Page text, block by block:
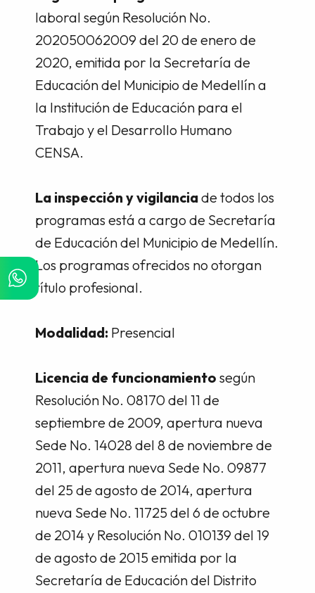
laboral según Resolución No.
202050062009 del 20 de enero de
2020, emitida por la Secretaría de
Educación del Municipio de Medellín a
la Institución de Educación para el
Trabajo y el Desarrollo Humano
CENSA.
La inspección y vigilanciade todos los
programas está a cargo de Secretaría
de Educación del Municipio de Medellín.
Los programas ofrecidos no otorgan
título profesional.
Modalidad: Presencial
Licencia de funcionamiento según
Resolución No. 08170 del 11 de
septiembre de 2009, apertura nueva
Sede No. 14028 del 8 de noviembre de
2011, apertura nueva Sede No. 09877
del 25 de agosto de 2014, apertura
nueva Sede No. 11725 del 6 de octubre
de 2014 y Resolución No. 010139 del 19
de agosto de 2015 emitida por la
Secretaría de Educación del Distrito